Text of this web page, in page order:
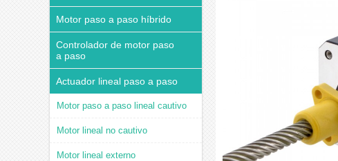
Motor paso a paso híbrido
Controlador de motor paso
a paso
Actuador lineal paso a paso
Motor paso a paso lineal cautivo
Motor lineal no cautivo
Motor lineal externo